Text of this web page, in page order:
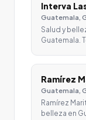
Interva
Guatemala,
Salud y
Guatemala.
Ramírez
Guatemala,
Ramírez
belleza en